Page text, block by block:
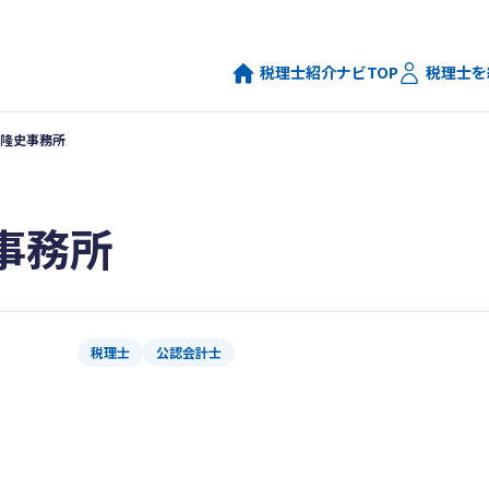
税理士紹介ナビTOP 税理士
史事務所
務所
税理士 公認会計士